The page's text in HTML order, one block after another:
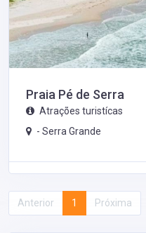
Praia Pé de Serra
Atrações turistícas
- Serra Grande
Anterior 1 Próxima